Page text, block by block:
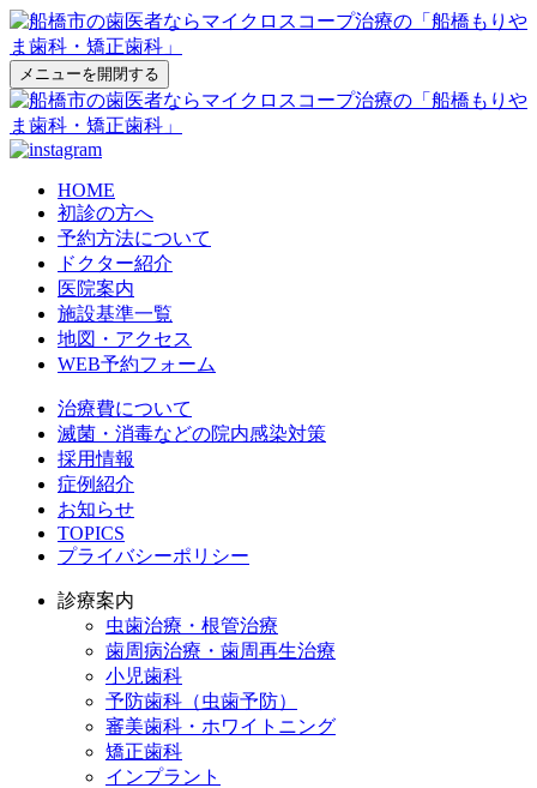
メニューを開閉する
HOME
初診の方へ
予約方法について
ドクター紹介
医院案内
施設基準一覧
地図・アクセス
WEB予約フォーム
治療費について
滅菌・消毒などの院内感染対策
採用情報
症例紹介
お知らせ
TOPICS
プライバシーポリシー
診療案内
虫歯治療・根管治療
歯周病治療・歯周再生治療
小児歯科
予防歯科（虫歯予防）
審美歯科・ホワイトニング
矯正歯科
インプラント